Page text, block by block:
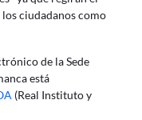
ciudadanos como
de la Sede
está
(Real Instituto y